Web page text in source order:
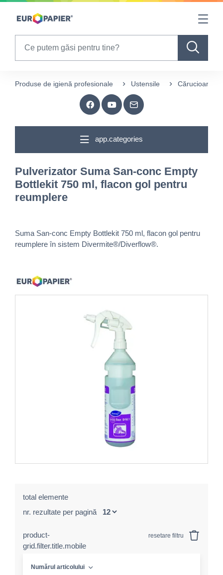
Table Of Content
Produse de igienă profesionale Ustensile Cărucioare și
app.categories
Pulverizator Suma San-conc Empty
Bottlekit 750 ml, flacon gol pentru
reumplere
Suma San-conc Empty Bottlekit 750 ml, flacon gol pentru
reumplere în sistem Divermite®/Diverflow®.
total elemente
nr. rezultate per pagină
product-
grid.filter.title.mobile
resetare filtru
Numărul articolului